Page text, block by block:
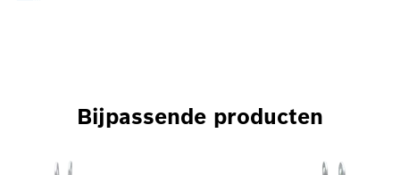
Bijpassende producten